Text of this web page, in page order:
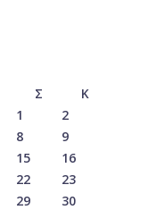
Σ
Κ
1
2
8
9
15
16
22
23
29
30